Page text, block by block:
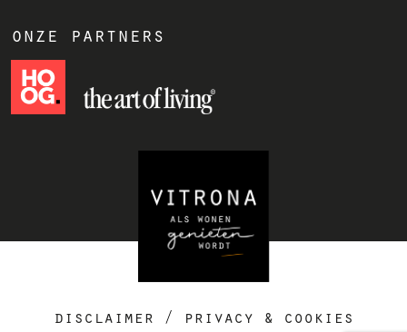
onze partners
disclaimer / privacy & cookies